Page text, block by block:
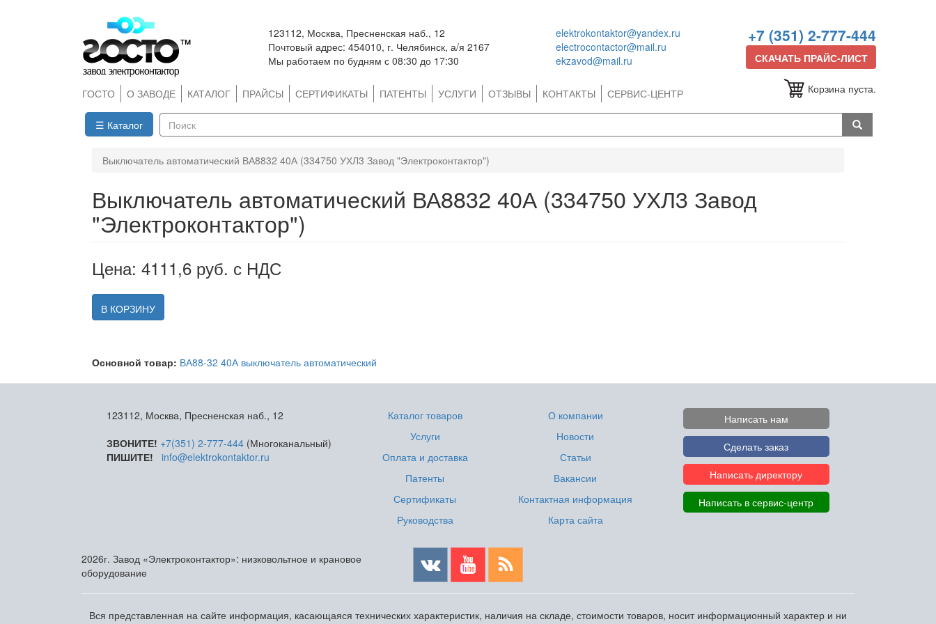
123112, Москва, Пресненская наб., 12
Почтовый адрес: 454010, г. Челябинск, а/я 2167
Мы работаем по будням с 08:30 до 17:30
elektrokontaktor@yandex.ru
electrocontactor@mail.ru
ekzavod@mail.ru
+7 (351) 2-777-444
СКАЧАТЬ ПРАЙС-ЛИСТ
ГОСТО О ЗАВОДЕ КАТАЛОГ ПРАЙСЫ СЕРТИФИКАТЫ ПАТЕНТЫ УСЛУГИ ОТЗЫВЫ КОНТАКТЫ СЕРВИС-ЦЕНТР Корзина пуста.
☰ Каталог
Выключатель автоматический ВА8832 40А (334750 УХЛ3 Завод "Электроконтактор")
Выключатель автоматический ВА8832 40А (334750 УХЛ3 Завод
"Электроконтактор")
Цена: 4111,6 руб. с НДС
В КОРЗИНУ
Основной товар: ВА88-32 40А выключатель автоматический
123112, Москва, Пресненская наб., 12
ЗВОНИТЕ! +7(351) 2-777-444 (Многоканальный)
ПИШИТЕ!
info@elektrokontaktor.ru
Каталог товаров
Услуги
Оплата и доставка
Патенты
Сертификаты
Руководства
О компании
Новости
Статьи
Вакансии
Контактная информация
Карта сайта
Написать нам
Сделать заказ
Написать директору
Написать в сервис-центр
2026г. Завод «Электроконтактор»: низковольтное и крановое
оборудование
Вся представленная на сайте информация, касающаяся технических характеристик, наличия на складе, стоимости товаров, носит информационный характер и ни